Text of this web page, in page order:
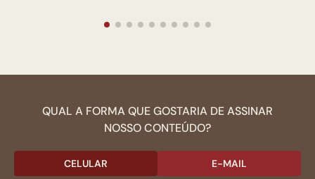
QUAL A FORMA QUE GOSTARIA DE ASSINAR
NOSSO CONTEÚDO?
CELULAR E-MAIL